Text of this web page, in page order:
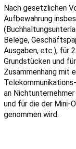
Nach gesetzlichen
Aufbewahrung
Belege,
Ausgaben, etc.), für
Grundstücken und
Zusammenhang mit
an
und für die der Mini-
genommen wird.